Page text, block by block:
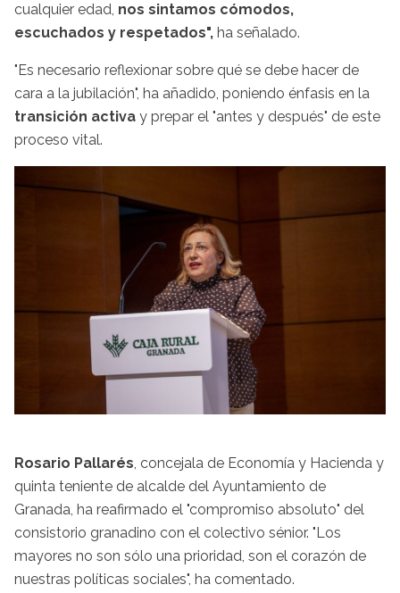
cualquier edad, nos sintamos cómodos,
escuchados y respetados", ha señalado.
"Es necesario reflexionar sobre qué se debe hacer de
cara a la jubilación", ha añadido, poniendo énfasis en la
transición activa y prepar el "antes y después" de este
proceso vital.
Rosario Pallarés, concejala de Economía y Hacienda y
quinta teniente de alcalde del Ayuntamiento de
Granada, ha reafirmado el "compromiso absoluto" del
consistorio granadino con el colectivo sénior. "Los
mayores no son sólo una prioridad, son el corazón de
nuestras políticas sociales", ha comentado.